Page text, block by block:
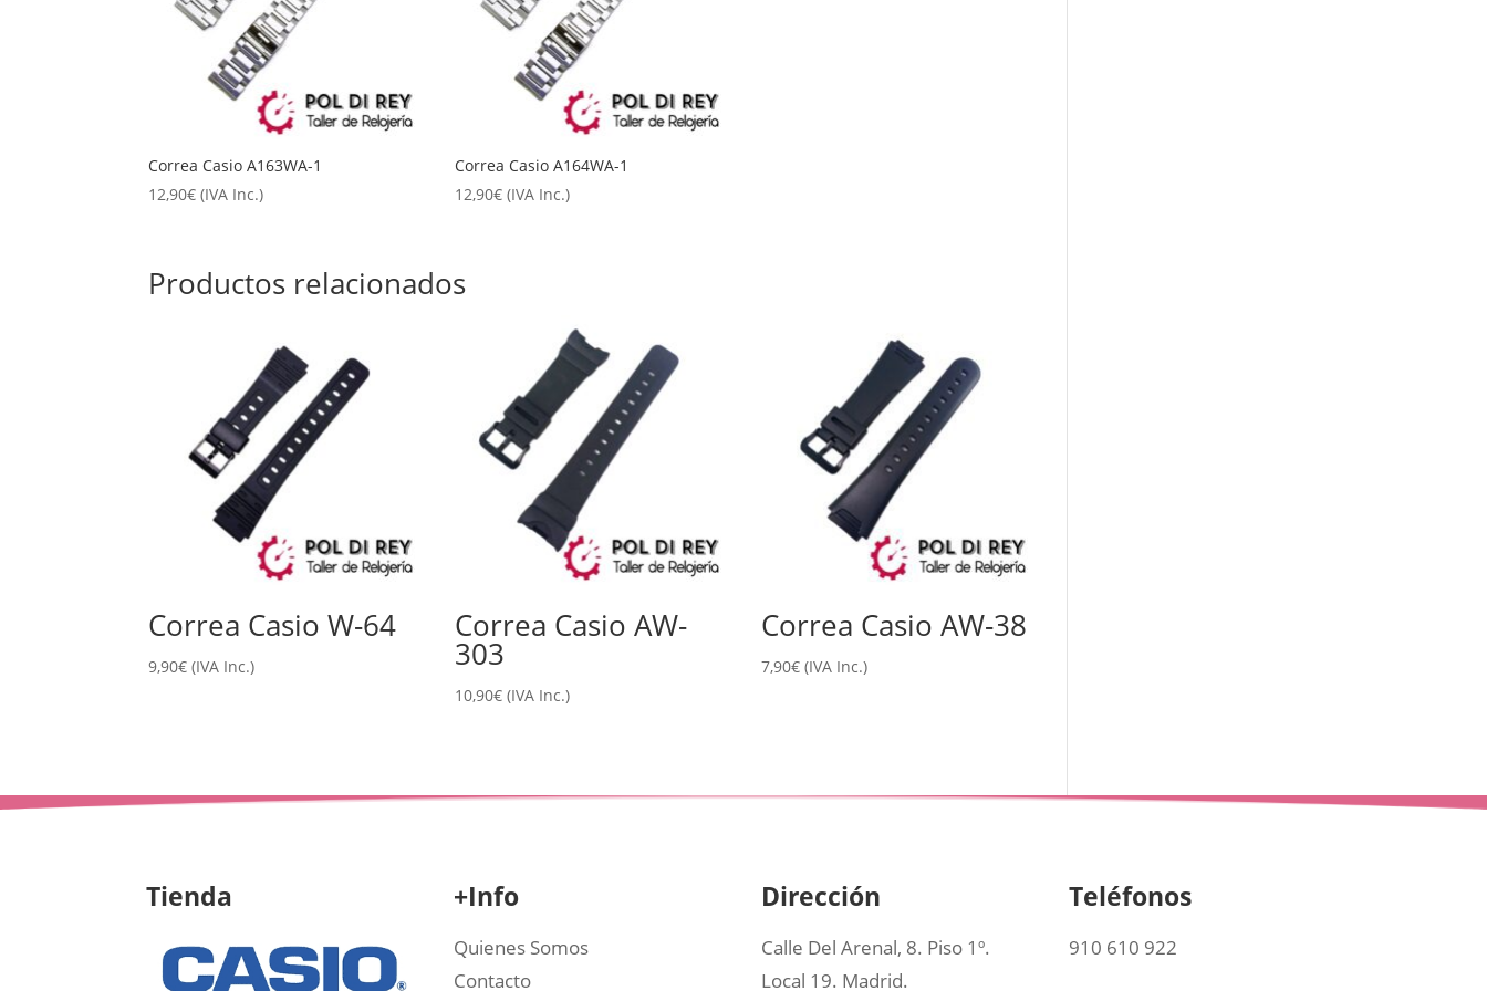
Correa Casio A163WA-1
12,90€ (IVA Inc.)
Correa Casio A164WA-1
12,90€ (IVA Inc.)
Productos relacionados
Correa Casio W-64
9,90€ (IVA Inc.)
Correa Casio AW-
303
10,90€ (IVA Inc.)
Correa Casio AW-38
7,90€ (IVA Inc.)
Tienda +Info
Quienes Somos
Contacto
Dirección
Calle Del Arenal, 8. Piso 1º.
Local 19. Madrid.
Teléfonos
910 610 922